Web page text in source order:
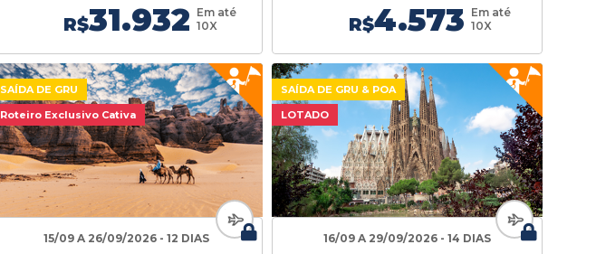
R$31.932 Em até
10X
R$4.573 Em até
10X
SAÍDA DE GRU
Roteiro Exclusivo Cativa
15/09 A 26/09/2026 - 12 DIAS
SAÍDA DE GRU & POA
LOTADO
16/09 A 29/09/2026 - 14 DIAS